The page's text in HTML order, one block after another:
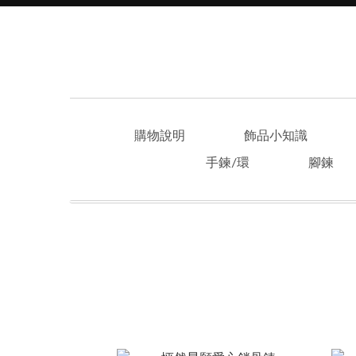
購物說明 飾品小知識
手鍊/環 腳鍊